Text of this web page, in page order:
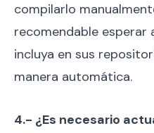
compilarlo
recomendable
incluya en sus
manera automática.
4.- ¿Es necesario